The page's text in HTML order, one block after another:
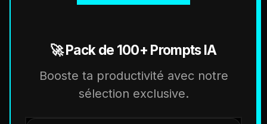
🚀 Pack de 100+ Prompts IA
Booste ta productivité avec notre
sélection exclusive.